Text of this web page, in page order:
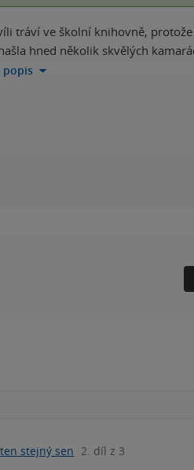
tráví ve školní knihovně,
hned několik skvělých
popis
stejný sen 2. díl z 3